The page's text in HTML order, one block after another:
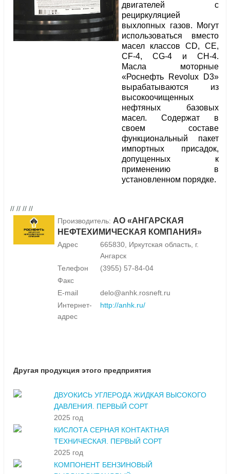
двигателей с
рециркуляцией
выхлопных газов. Могут
использоваться вместо
масел классов CD, CE,
CF-4, CG-4 и CH-4.
Масла моторные
«Роснефть Revolux D3»
вырабатываются из
высокоочищенных
нефтяных базовых
масел. Содержат в
своем составе
функциональный пакет
импортных присадок,
допущенных к
применению в
установленном порядке.
// // // //
Производитель: АО «АНГАРСКАЯ
НЕФТЕХИМИЧЕСКАЯ КОМПАНИЯ»
Адрес
665830, Иркутская область, г.
Ангарск
Телефон
(3955) 57-84-04
Факс
E-mail
delo@anhk.rosneft.ru
Интернет-
адрес
http://anhk.ru/
Другая продукция этого предприятия
ДВУОКИСЬ УГЛЕРОДА ЖИДКАЯ ВЫСОКОГО
ДАВЛЕНИЯ. ПЕРВЫЙ СОРТ
2025 год
КИСЛОТА СЕРНАЯ КОНТАКТНАЯ
ТЕХНИЧЕСКАЯ. ПЕРВЫЙ СОРТ
2025 год
КОМПОНЕНТ БЕНЗИНОВЫЙ